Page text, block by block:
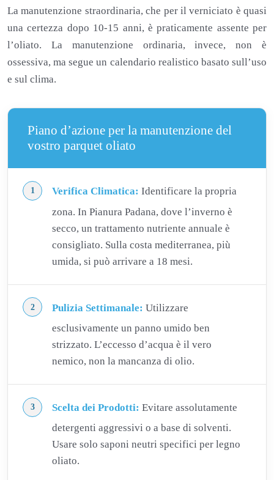
La manutenzione straordinaria, che per il verniciato è quasi
una certezza dopo 10-15 anni, è praticamente assente per
l’oliato. La manutenzione ordinaria, invece, non è
ossessiva, ma segue un calendario realistico basato sull’uso
e sul clima.
Piano d’azione per la manutenzione del
vostro parquet oliato
Verifica Climatica: Identificare la propria
zona. In Pianura Padana, dove l’inverno è
secco, un trattamento nutriente annuale è
consigliato. Sulla costa mediterranea, più
umida, si può arrivare a 18 mesi.
Pulizia Settimanale: Utilizzare
esclusivamente un panno umido ben
strizzato. L’eccesso d’acqua è il vero
nemico, non la mancanza di olio.
Scelta dei Prodotti: Evitare assolutamente
detergenti aggressivi o a base di solventi.
Usare solo saponi neutri specifici per legno
oliato.